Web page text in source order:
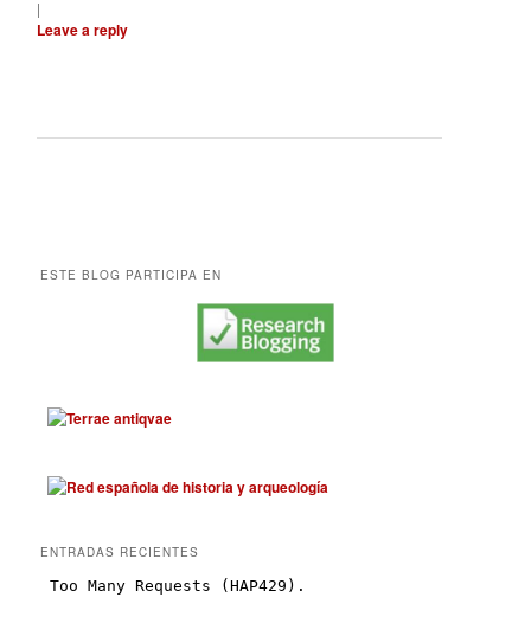
|
Leave a reply
ESTE BLOG PARTICIPA EN
ENTRADAS RECIENTES